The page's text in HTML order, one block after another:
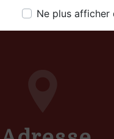
Ne plus afficher